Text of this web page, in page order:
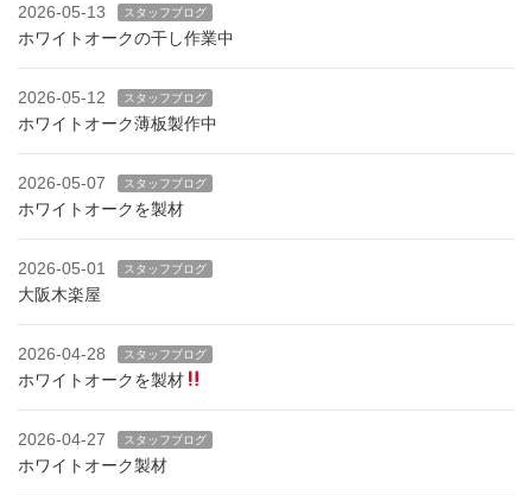
2026-05-13 スタッフブログ
ホワイトオークの干し作業中
2026-05-12 スタッフブログ
ホワイトオーク薄板製作中
2026-05-07 スタッフブログ
ホワイトオークを製材
2026-05-01 スタッフブログ
大阪木楽屋
2026-04-28 スタッフブログ
ホワイトオークを製材
2026-04-27 スタッフブログ
ホワイトオーク製材